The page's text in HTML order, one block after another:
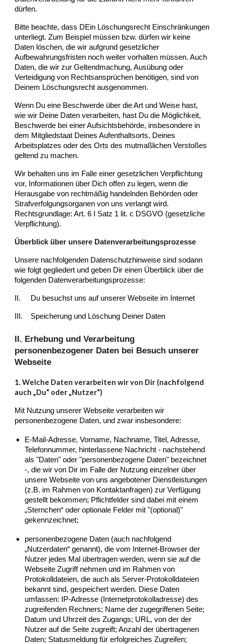
dürfen.
Bitte beachte, dass DEin Löschungsrecht Einschränkungen
unterliegt. Zum Beispiel müssen bzw. dürfen wir keine
Daten löschen, die wir aufgrund gesetzlicher
Aufbewahrungsfristen noch weiter vorhalten müssen. Auch
Daten, die wir zur Geltendmachung, Ausübung oder
Verteidigung von Rechtsansprüchen benötigen, sind von
Deinem Löschungsrecht ausgenommen.
Wenn Du eine Beschwerde über die Art und Weise hast,
wie wir Deine Daten verarbeiten, hast Du die Möglichkeit,
Beschwerde bei einer Aufsichtsbehörde, insbesondere in
dem Mitgliedstaat Deines Aufenthaltsorts, Deines
Arbeitsplatzes oder des Orts des mutmaßlichen Verstoßes
geltend zu machen.
Wir behalten uns im Falle einer gesetzlichen Verpflichtung
vor, Informationen über Dich offen zu legen, wenn die
Herausgabe von rechtmäßig handelnden Behörden oder
Strafverfolgungsorganen von uns verlangt wird.
Rechtsgrundlage: Art. 6 I Satz 1 lit. c DSGVO (gesetzliche
Verpflichtung).
Überblick über unsere Datenverarbeitungsprozesse
Unsere nachfolgenden Datenschutzhinweise sind sodann
wie folgt gegliedert und geben Dir einen Überblick über die
folgenden Datenverarbeitungsprozesse:
II. Du besuchst uns auf unserer Webseite im Internet
III. Speicherung und Löschung Deiner Daten
II. Erhebung und Verarbeitung
personenbezogener Daten bei Besuch unserer
Webseite
1. Welche Daten verarbeiten wir von Dir (nachfolgend
auch „Du“ oder „Nutzer“)
Mit Nutzung unserer Webseite verarbeiten wir
personenbezogene Daten, und zwar insbesondere:
E-Mail-Adresse, Vorname, Nachname, Titel, Adresse,
Telefonnummer, hinterlassene Nachricht - nachstehend
als "Daten" oder "personenbezogene Daten" bezeichnet
-, die wir von Dir im Falle der Nutzung einzelner über
unsere Webseite von uns angebotener Dienstleistungen
(z.B. im Rahmen von Kontaktanfragen) zur Verfügung
gestellt bekommen; Pflichtfelder sind dabei mit einem
„Sternchen“ oder optionale Felder mit "(optional)"
gekennzeichnet;​
​personenbezogene Daten (auch nachfolgend
„Nutzerdaten“ genannt), die vom Internet-Browser der
Nutzer jedes Mal übertragen werden, wenn sie auf die
Webseite Zugriff nehmen und im Rahmen von
Protokolldateien, die auch als Server-Protokolldateien
bekannt sind, gespeichert werden. Diese Daten
umfassen: IP-Adresse (Internetprotokolladresse) des
zugreifenden Rechners; Name der zugegriffenen Seite;
Datum und Uhrzeit des Zugangs; URL, von der der
Nutzer auf die Seite zugreift; Anzahl der übertragenen
Daten; Statusmeldung für erfolgreiches Zugreifen;